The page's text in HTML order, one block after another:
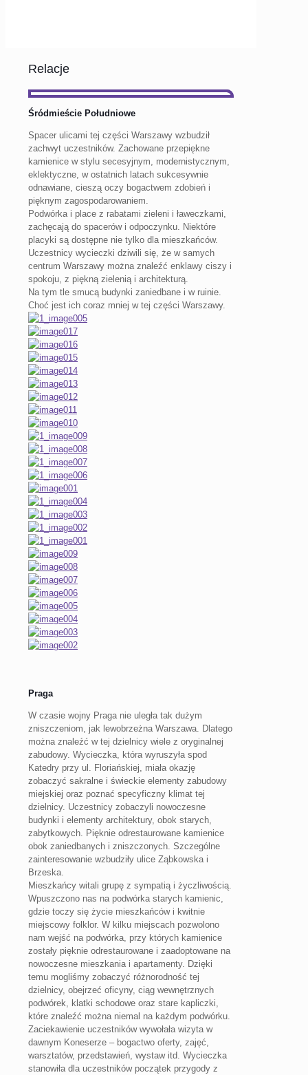
Relacje
Śródmieście Południowe
Spacer ulicami tej części Warszawy wzbudził
zachwyt uczestników. Zachowane przepiękne
kamienice w stylu secesyjnym, modernistycznym,
eklektyczne, w ostatnich latach sukcesywnie
odnawiane, cieszą oczy bogactwem zdobień i
pięknym zagospodarowaniem.
Podwórka i place z rabatami zieleni i ławeczkami,
zachęcają do spacerów i odpoczynku. Niektóre
placyki są dostępne nie tylko dla mieszkańców.
Uczestnicy wycieczki dziwili się, że w samych
centrum Warszawy można znaleźć enklawy ciszy i
spokoju, z piękną zielenią i architekturą.
Na tym tle smucą budynki zaniedbane i w ruinie.
Choć jest ich coraz mniej w tej części Warszawy.
Praga
W czasie wojny Praga nie uległa tak dużym
zniszczeniom, jak lewobrzeżna Warszawa. Dlatego
można znaleźć w tej dzielnicy wiele z oryginalnej
zabudowy. Wycieczka, która wyruszyła spod
Katedry przy ul. Floriańskiej, miała okazję
zobaczyć sakralne i świeckie elementy zabudowy
miejskiej oraz poznać specyficzny klimat tej
dzielnicy. Uczestnicy zobaczyli nowoczesne
budynki i elementy architektury, obok starych,
zabytkowych. Pięknie odrestaurowane kamienice
obok zaniedbanych i zniszczonych. Szczególne
zainteresowanie wzbudziły ulice Ząbkowska i
Brzeska.
Mieszkańcy witali grupę z sympatią i życzliwością.
Wpuszczono nas na podwórka starych kamienic,
gdzie toczy się życie mieszkańców i kwitnie
miejscowy folklor. W kilku miejscach pozwolono
nam wejść na podwórka, przy których kamienice
zostały pięknie odrestaurowane i zaadoptowane na
nowoczesne mieszkania i apartamenty. Dzięki
temu mogliśmy zobaczyć różnorodność tej
dzielnicy, obejrzeć oficyny, ciąg wewnętrznych
podwórek, klatki schodowe oraz stare kapliczki,
które znaleźć można niemal na każdym podwórku.
Zaciekawienie uczestników wywołała wizyta w
dawnym Koneserze – bogactwo oferty, zajęć,
warsztatów, przedstawień, wystaw itd. Wycieczka
stanowiła dla uczestników początek przygody z